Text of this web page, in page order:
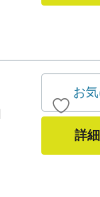
お
詳